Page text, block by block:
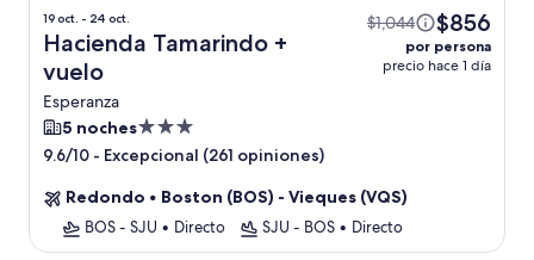
19 oct. - 24 oct.
Hacienda Tamarindo +
vuelo
Esperanza
$1,044 $856
por persona
precio hace 1 día
5 nochesPropiedad
de
estrellas
9.6/10 - Excepcional (261 opiniones)
Redondo • Boston (BOS) - Vieques (VQS)
BOS - SJU • Directo SJU - BOS • Directo